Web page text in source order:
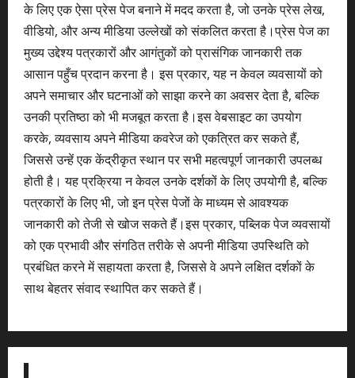
के लिए एक ऐसा प्रेस पेज बनाने में मदद करता है, जो उनके प्रेस लेख,
वीडियो, और अन्य मीडिया उल्लेखों को संकलित करता है।प्रेस पेज का
मुख्य उद्देश्य पत्रकारों और आगंतुकों को प्रासंगिक जानकारी तक
आसान पहुँच प्रदान करना है। इस प्रकार, यह न केवल व्यवसायों को
अपने समाचार और घटनाओं को साझा करने का अवसर देता है, बल्कि
उनकी प्रतिष्ठा को भी मजबूत करता है।इस वेबसाइट का उपयोग
करके, व्यवसाय अपने मीडिया कवरेज को एकत्रित कर सकते हैं,
जिससे उन्हें एक केंद्रीकृत स्थान पर सभी महत्वपूर्ण जानकारी उपलब्ध
होती है। यह प्रक्रिया न केवल उनके दर्शकों के लिए उपयोगी है, बल्कि
पत्रकारों के लिए भी, जो इन प्रेस पेजों के माध्यम से आवश्यक
जानकारी को तेजी से खोज सकते हैं।इस प्रकार, पब्लिक पेज व्यवसायों
को एक प्रभावी और संगठित तरीके से अपनी मीडिया उपस्थिति को
प्रबंधित करने में सहायता करता है, जिससे वे अपने लक्षित दर्शकों के
साथ बेहतर संवाद स्थापित कर सकते हैं।